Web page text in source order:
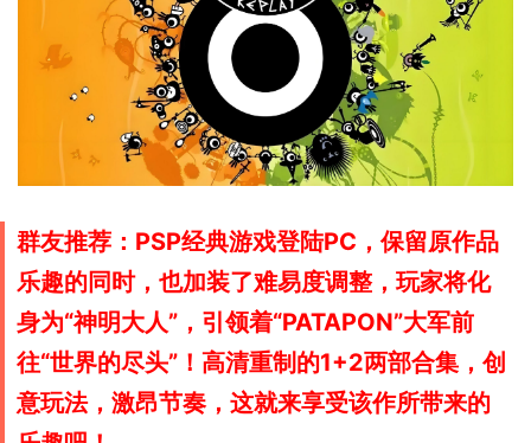
群友推荐：PSP经典游戏登陆PC，保留原作品
乐趣的同时，也加装了难易度调整，玩家将化
身为“神明大人”，引领着“PATAPON”大军前
往“世界的尽头”！高清重制的1+2两部合集，创
意玩法，激昂节奏，这就来享受该作所带来的